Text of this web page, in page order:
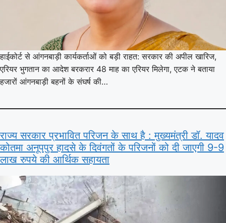
हाईकोर्ट से आंगनबाड़ी कार्यकर्ताओं को बड़ी राहत: सरकार की अपील खारिज,
एरियर भुगतान का आदेश बरकरार 48 माह का एरियर मिलेगा, एटक ने बताया
हजारों आंगनबाड़ी बहनों के संघर्ष की…
राज्य सरकार प्रभावित परिजन के साथ है : मुख्यमंत्री डॉ. यादव
कोतमा अनूपपुर हादसे के दिवंगतों के परिजनों को दी जाएगी 9-9
लाख रुपये की आर्थिक सहायता